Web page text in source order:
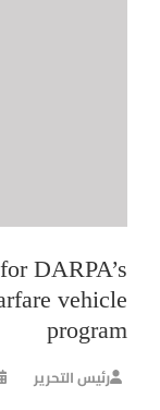
DARPA’s
vehicle
program
رئيس التحرير